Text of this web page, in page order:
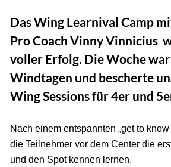
Das Wing Learnival Camp
Pro Coach Vinny Vinnicius
voller Erfolg. Die Woche
Windtagen und bescherte
Wing Sessions für 4er und
Nach einem entspannten „get to
die Teilnehmer vor dem Center die
und den Spot kennen lernen.